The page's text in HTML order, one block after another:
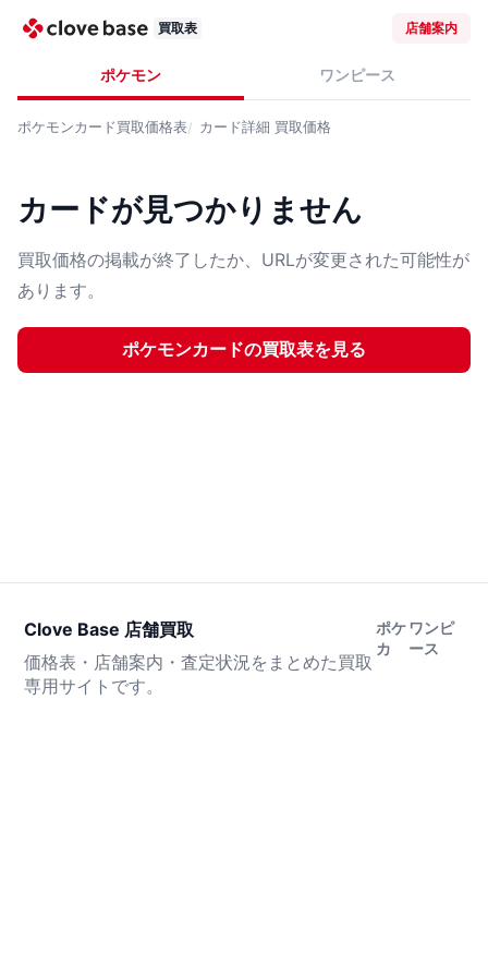
買取表 店舗案内
ポケモン ワンピース
ポケモンカード買取価格表 カード詳細 買取価格
カードが見つかりません
買取価格の掲載が終了したか、URLが変更された可能性が
あります。
ポケモンカードの買取表を見る
Clove Base 店舗買取
価格表・店舗案内・査定状況をまとめた買取
専用サイトです。
ポケ
カ
ワンピ
ース